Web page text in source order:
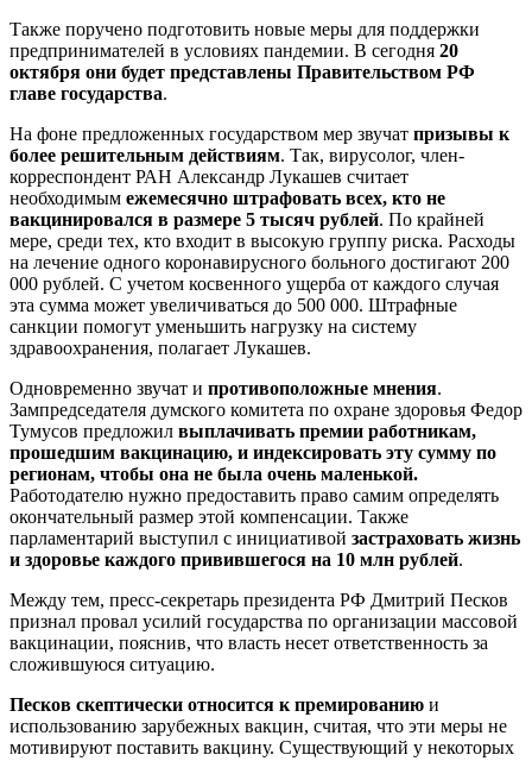
Также поручено подготовить новые меры для поддержки
предпринимателей в условиях пандемии. В сегодня 20
октября они будет представлены Правительством РФ
главе государства.
На фоне предложенных государством мер звучат призывы к
более решительным действиям. Так, вирусолог, член-
корреспондент РАН Александр Лукашев считает
необходимым ежемесячно штрафовать всех, кто не
вакцинировался в размере 5 тысяч рублей. По крайней
мере, среди тех, кто входит в высокую группу риска. Расходы
на лечение одного коронавирусного больного достигают 200
000 рублей. С учетом косвенного ущерба от каждого случая
эта сумма может увеличиваться до 500 000. Штрафные
санкции помогут уменьшить нагрузку на систему
здравоохранения, полагает Лукашев.
Одновременно звучат и противоположные мнения.
Зампредседателя думского комитета по охране здоровья Федор
Тумусов предложил выплачивать премии работникам,
прошедшим вакцинацию, и индексировать эту сумму по
регионам, чтобы она не была очень маленькой.
Работодателю нужно предоставить право самим определять
окончательный размер этой компенсации. Также
парламентарий выступил с инициативой застраховать жизнь
и здоровье каждого привившегося на 10 млн рублей.
Между тем, пресс-секретарь президента РФ Дмитрий Песков
признал провал усилий государства по организации массовой
вакцинации, пояснив, что власть несет ответственность за
сложившуюся ситуацию.
Песков скептически относится к премированию и
использованию зарубежных вакцин, считая, что эти меры не
мотивируют поставить вакцину. Существующий у некоторых